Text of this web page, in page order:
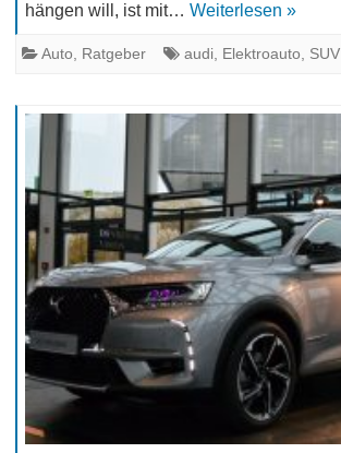
hängen will, ist mit… Weiterlesen »
Auto, Ratgeber audi, Elektroauto, SUV